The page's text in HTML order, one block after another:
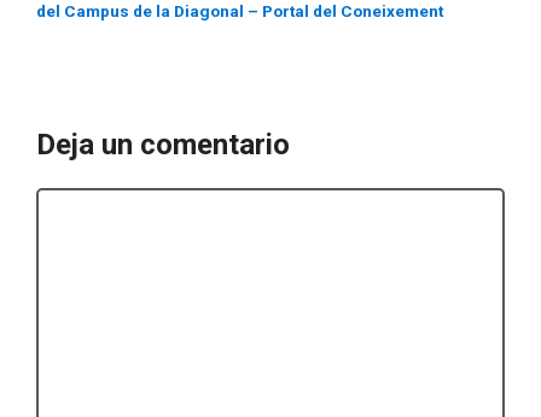
del Campus de la Diagonal – Portal del Coneixement
Deja un comentario